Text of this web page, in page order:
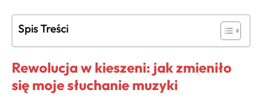
Spis Treści
Rewolucja w kieszeni: jak zmieniło
się moje słuchanie muzyki